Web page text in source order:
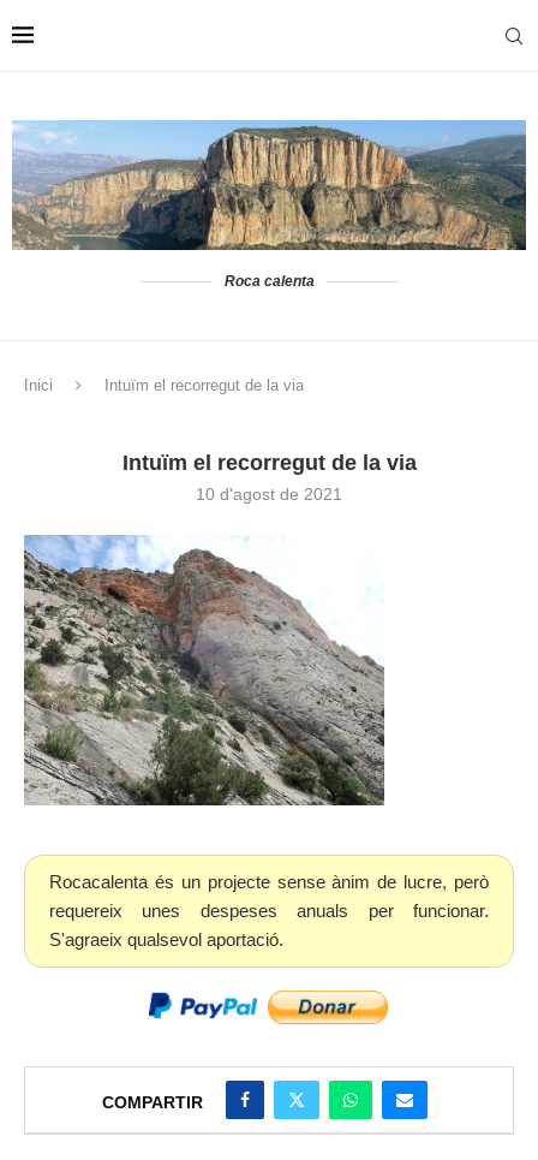
Roca calenta
Inici Intuïm el recorregut de la via
Intuïm el recorregut de la via
10 d'agost de 2021
Rocacalenta és un projecte sense ànim de lucre, però
requereix unes despeses anuals per funcionar.
S'agraeix qualsevol aportació.
COMPARTIR